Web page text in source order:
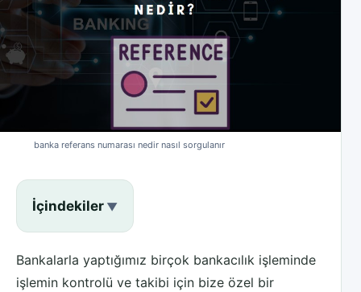
banka referans numarası nedir nasıl sorgulanır
İçindekiler
Bankalarla yaptığımız birçok bankacılık işleminde
işlemin kontrolü ve takibi için bize özel bir